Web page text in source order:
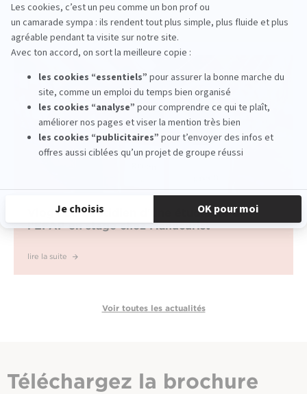
lire la suite
Vlog : Le quotidien d'une étudiante de
l'EFAP en stage chez Manucurist
lire la suite
Voir toutes les actualités
Téléchargez la brochure